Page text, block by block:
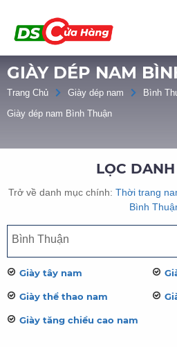
GIÀY DÉP NAM
Trang Chủ Giày dép nam
Bình
Giày dép nam Bình Thuận
LỌC
Trở về danh mục chính: Thời trang
Bình
Giày tây nam
Giày thể thao nam
Giày tăng chiều cao nam